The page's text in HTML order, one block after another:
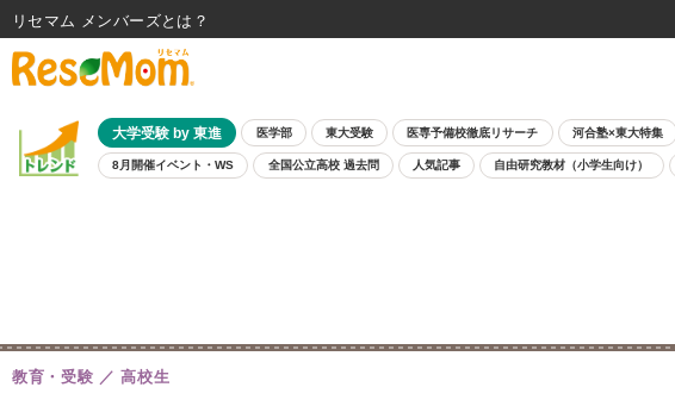
大学受験 by 東進 医学部 東大受験 医専予備校徹底リサーチ 河合塾×東大特集
8月開催イベント・WS 全国公立高校 過去問 人気記事 自由研究教材（小学生向け）
教育・受験 高校生
リセマム メンバーズ